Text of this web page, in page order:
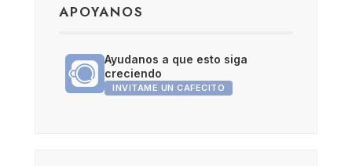
APOYANOS
Ayudanos a que esto siga
creciendo
INVITAME UN CAFECITO